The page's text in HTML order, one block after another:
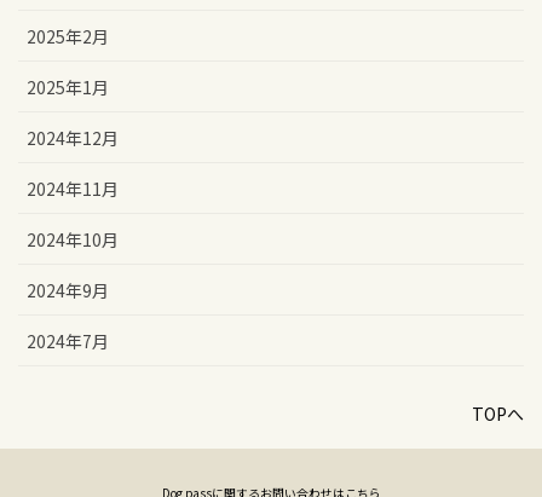
2025年2月
2025年1月
2024年12月
2024年11月
2024年10月
2024年9月
2024年7月
TOPへ
Dog passに関するお問い合わせはこちら